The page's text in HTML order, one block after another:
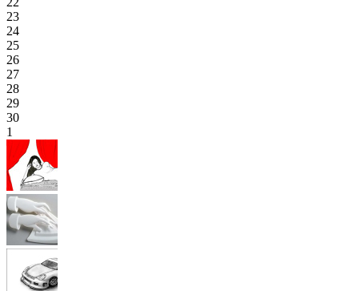
23
24
25
26
27
28
29
30
1